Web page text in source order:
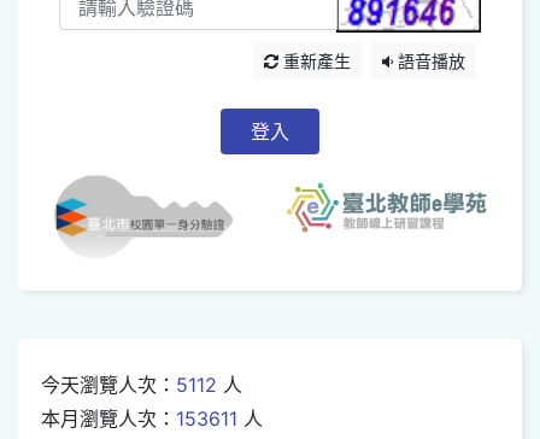
重新產生 語音播放
登入
今天瀏覽人次： 5112 人
本月瀏覽人次： 153611 人